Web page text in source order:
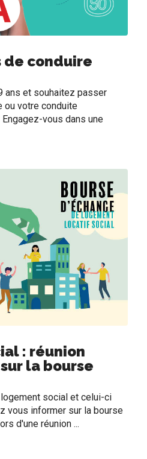
de conduire
ans et souhaitez passer
ou votre conduite
vous dans une
: réunion
la bourse
social et celui-ci
vous informer sur la bourse
d'une réunion ...